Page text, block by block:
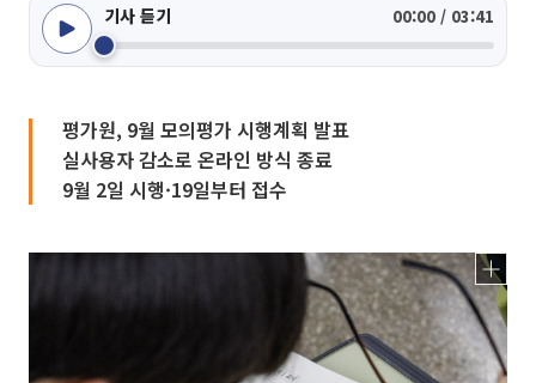
기사 듣기 00:00 / 03:41
평가원, 9월 모의평가 시행계획 발표
실사용자 감소로 온라인 방식 종료
9월 2일 시행·19일부터 접수